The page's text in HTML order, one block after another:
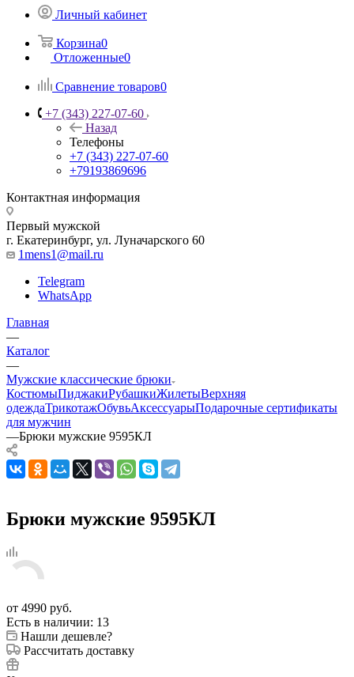
Личный кабинет
Корзина0
Отложенные0
Сравнение товаров0
+7 (343) 227-07-60
Назад
Телефоны
+7 (343) 227-07-60
+79193869696
Контактная информация
Первый мужской
г. Екатеринбург, ул. Луначарского 60
1mens1@mail.ru
Telegram
WhatsApp
Главная
—
Каталог
—
Мужские классические брюки
КостюмыПиджакиРубашкиЖилетыВерхняя
одеждаТрикотажОбувьАксессуарыПодарочные сертификаты
для мужчин
—Брюки мужские 9595КЛ
Брюки мужские 9595КЛ
от 4990 руб.
Есть в наличии: 13
Нашли дешевле?
Рассчитать доставку